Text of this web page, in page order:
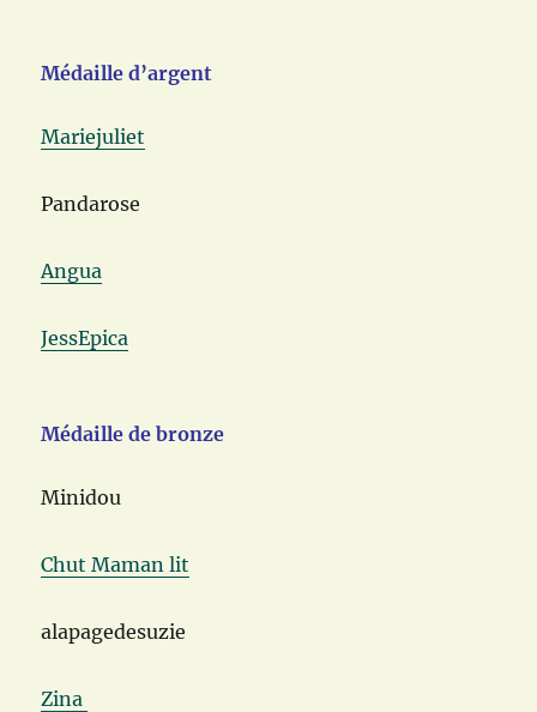
Médaille d’argent
Mariejuliet
Pandarose
Angua
JessEpica
Médaille de bronze
Minidou
Chut Maman lit
alapagedesuzie
Zina